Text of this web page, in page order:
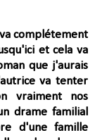
complétement
et cela va
que j'aurais
va tenter
vraiment nos
drame familial
d'une famille